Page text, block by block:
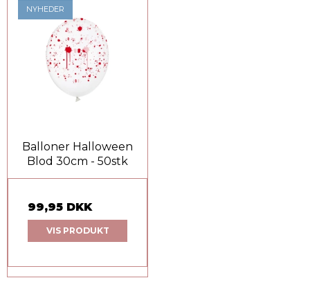
NYHEDER
Balloner Halloween
Blod 30cm - 50stk
99,95 DKK
VIS PRODUKT